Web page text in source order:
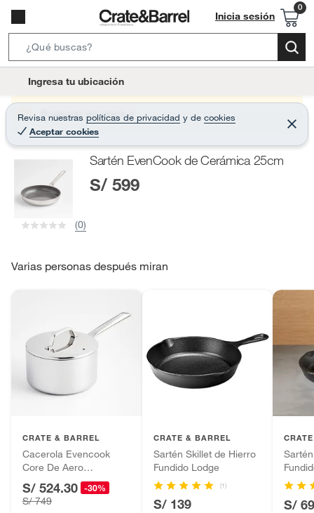
Inicia sesión
e
r
c
B
t
o
Ingresa tu ubicación
Revisa nuestras políticas de privacidad y de cookies
Aceptar cookies
C
e
r
Producto sin stock :(
Sartén EvenCook de Cerámica 25cm
S/ 599
(0)
Varias personas después miran
CRATE & BARREL
Cacerola Evencook
Core De Aero
Inoxidable
S/ 524.30 -30%
S/ 749
CRATE & BARREL
Sartén Skillet de Hierro
Fundido Lodge
(1)
S/ 139 S/